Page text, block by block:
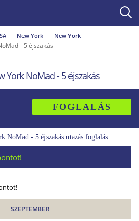
New York New York
- 5 éjszakás
York NoMad - 5 éjszakás
FOGLALÁS
NoMad - 5 éjszakás utazás foglalás
SZEPTEMBER